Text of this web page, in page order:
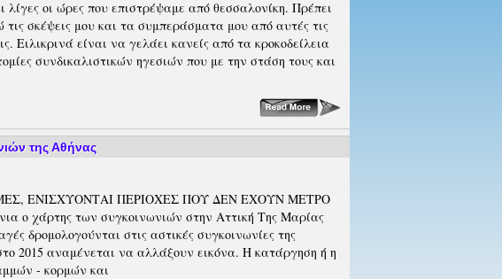
λίγες οι ώρες που επιστρέψαμε από θεσσαλονίκη. Πρέπει
σκέψεις μου και τα συμπεράσματα μου από αυτές τις
Ειλικρινά είναι να γελάει κανείς από τα κροκοδείλεια
συνδικαλιστικών ηγεσιών που με την στάση τους και
της Αθήνας
ΕΝΙΣΧΥΟΝΤΑΙ ΠΕΡΙΟΧΕΣ ΠΟΥ ΔΕΝ ΕΧΟΥΝ ΜΕΤΡΟ
ο χάρτης των συγκοινωνιών στην Αττική Της Μαρίας
δρομολογούνται στις αστικές συγκοινωνίες της
2015 αναμένεται να αλλάξουν εικόνα. Η κατάργηση ή η
- κορμών και